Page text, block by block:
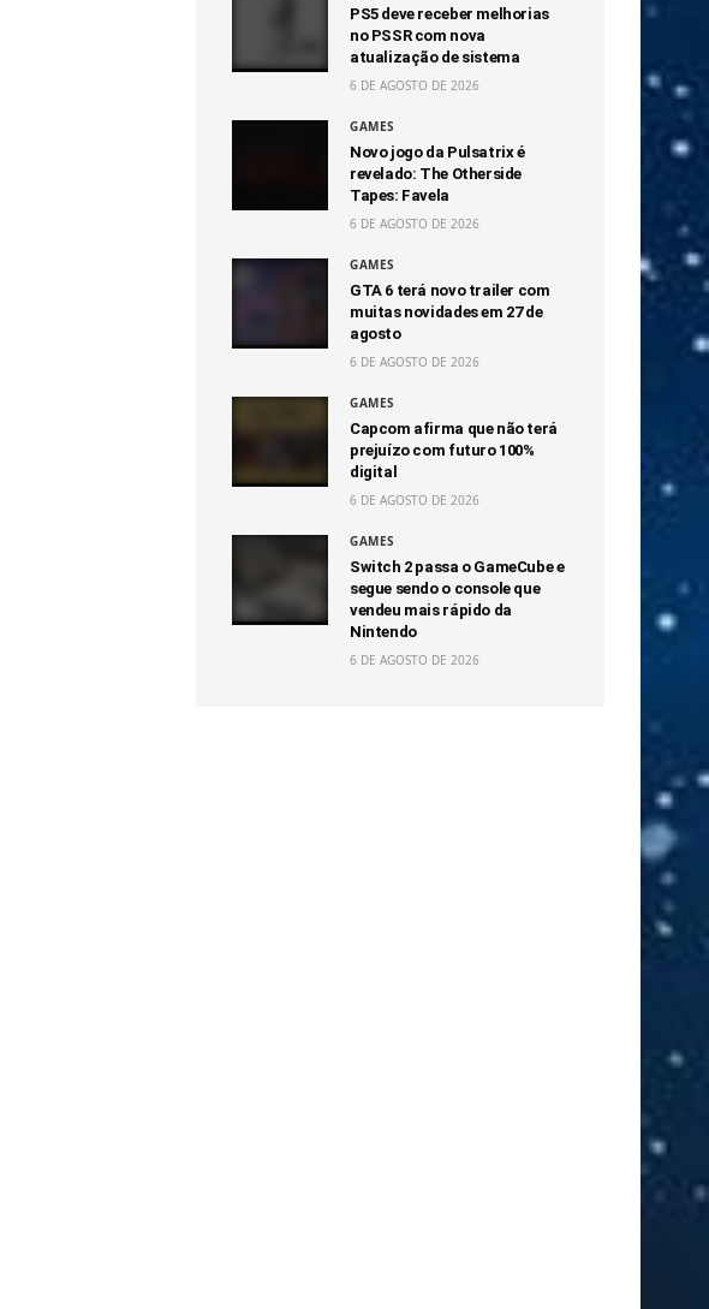
PS5 deve receber melhorias
no PSSR com nova
atualização de sistema
6 DE AGOSTO DE 2026
GAMES
Novo jogo da Pulsatrix é
revelado: The Otherside
Tapes: Favela
6 DE AGOSTO DE 2026
GAMES
GTA 6 terá novo trailer com
muitas novidades em 27 de
agosto
6 DE AGOSTO DE 2026
GAMES
Capcom afirma que não terá
prejuízo com futuro 100%
digital
6 DE AGOSTO DE 2026
GAMES
Switch 2 passa o GameCube e
segue sendo o console que
vendeu mais rápido da
Nintendo
6 DE AGOSTO DE 2026